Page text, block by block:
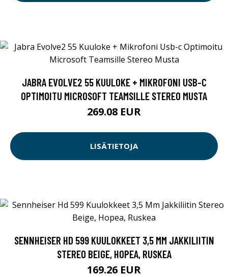
JABRA EVOLVE2 55 KUULOKE + MIKROFONI USB-C
OPTIMOITU MICROSOFT TEAMSILLE STEREO MUSTA
269.08 EUR
LISÄTIETOJA
SENNHEISER HD 599 KUULOKKEET 3,5 MM JAKKILIITIN
STEREO BEIGE, HOPEA, RUSKEA
169.26 EUR